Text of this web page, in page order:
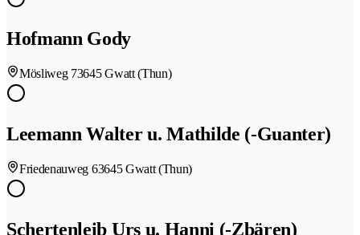
Hofmann Gody
Mösliweg 73645 Gwatt (Thun)
Leemann Walter u. Mathilde (-Guanter)
Friedenauweg 63645 Gwatt (Thun)
Schertenleib Urs u. Hanni (-Zbären)